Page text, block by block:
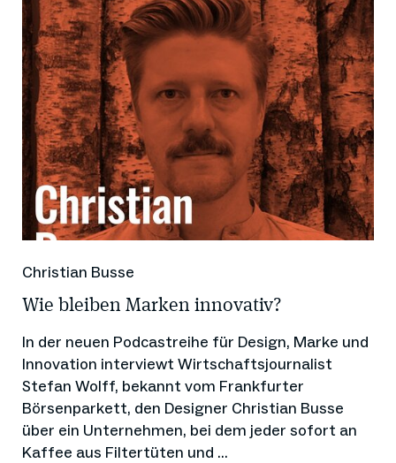
Christian Busse
Wie bleiben Marken innovativ?
In der neuen Podcastreihe für Design, Marke und
Innovation interviewt Wirtschaftsjournalist
Stefan Wolff, bekannt vom Frankfurter
Börsenparkett, den Designer Christian Busse
über ein Unternehmen, bei dem jeder sofort an
Kaffee aus Filtertüten und ...